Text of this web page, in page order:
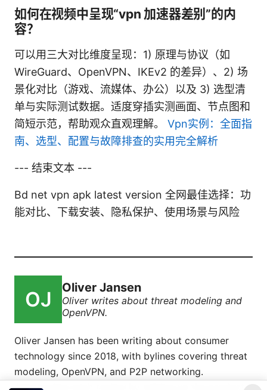
如何在视频中呈现“vpn 加速器差别”的内
容？
可以用三大对比维度呈现：1) 原理与协议（如
WireGuard、OpenVPN、IKEv2 的差异）、2) 场
景化对比（游戏、流媒体、办公）以及 3) 选型清
单与实际测试数据。适度穿插实测画面、节点图和
简短示范，帮助观众直观理解。 Vpn实例：全面指
南、选型、配置与故障排查的实用完全解析
--- 结束文本 ---
Bd net vpn apk latest version 全网最佳选择：功
能对比、下载安装、隐私保护、使用场景与风险
Oliver Jansen
Oliver writes about threat modeling and
OpenVPN.
Oliver Jansen has been writing about consumer
technology since 2018, with bylines covering threat
modeling, OpenVPN, and P2P networking.
Approaches each review by setting up the product